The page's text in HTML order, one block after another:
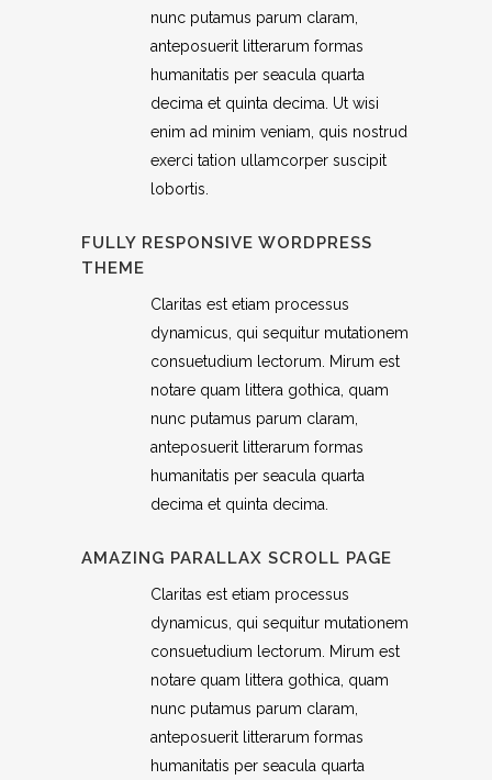
nunc putamus parum claram,
anteposuerit litterarum formas
humanitatis per seacula quarta
decima et quinta decima. Ut wisi
enim ad minim veniam, quis nostrud
exerci tation ullamcorper suscipit
lobortis.
FULLY RESPONSIVE WORDPRESS
THEME
Claritas est etiam processus
dynamicus, qui sequitur mutationem
consuetudium lectorum. Mirum est
notare quam littera gothica, quam
nunc putamus parum claram,
anteposuerit litterarum formas
humanitatis per seacula quarta
decima et quinta decima.
AMAZING PARALLAX SCROLL PAGE
Claritas est etiam processus
dynamicus, qui sequitur mutationem
consuetudium lectorum. Mirum est
notare quam littera gothica, quam
nunc putamus parum claram,
anteposuerit litterarum formas
humanitatis per seacula quarta